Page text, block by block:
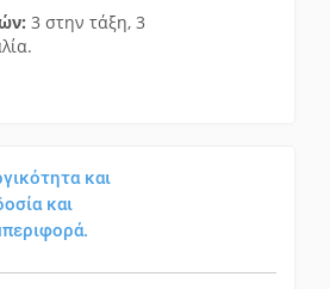
3 στην τάξη, 3
και
και